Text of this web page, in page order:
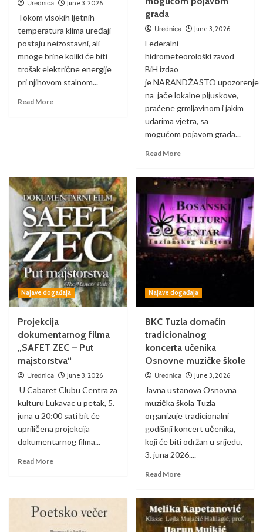
Urednica June 3, 2026
Tokom visokih ljetnih
temperatura klima uređaji
postaju neizostavni, ali
mnoge brine koliki će biti
trošak električne energije
pri njihovom stalnom...
Read More
grada
Urednica June 3, 2026
Federalni
hidrometeorološki zavod
BiH izdao
je NARANDŽASTO upozorenje
na jače lokalne pljuskove,
praćene grmljavinom i jakim
udarima vjetra, sa
mogućom pojavom grada...
Read More
Najave događaja
Projekcija
dokumentarnog filma
„SAFET ZEC – Put
majstorstva“
Urednica June 3, 2026
U Cabaret Clubu Centra za
kulturu Lukavac u petak, 5.
juna u 20:00 sati bit će
upriličena projekcija
dokumentarnog filma...
Read More
Najave događaja
BKC Tuzla domaćin
tradicionalnog
koncerta učenika
Osnovne muzičke škole
Urednica June 3, 2026
Javna ustanova Osnovna
muzička škola Tuzla
organizuje tradicionalni
godišnji koncert učenika,
koji će biti održan u srijedu,
3. juna 2026....
Read More